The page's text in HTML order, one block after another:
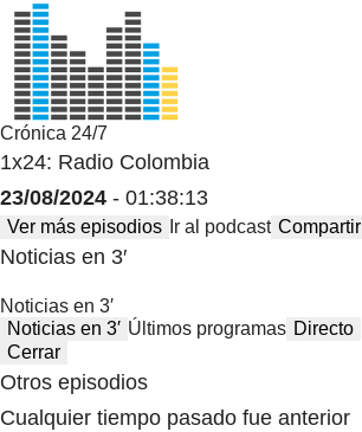
Crónica 24/7
1x24: Radio Colombia
23/08/2024 - 01:38:13
Ver más episodios Ir al podcast Compartir
Noticias en 3′
Noticias en 3′
Noticias en 3′ Últimos programas Directo
Cerrar
Otros episodios
Cualquier tiempo pasado fue anterior